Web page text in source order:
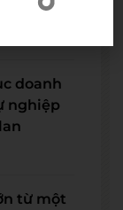
doanh
nghiệp
từ một